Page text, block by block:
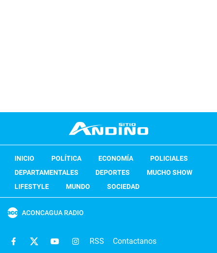
INICIO POLÍTICA ECONOMÍA
POLICIALES
DEPARTAMENTALES
DEPORTES
MUCHO SHOW
LIFESTYLE
MUNDO SOCIEDAD
ACONCAGUA RADIO
RSS Contactanos